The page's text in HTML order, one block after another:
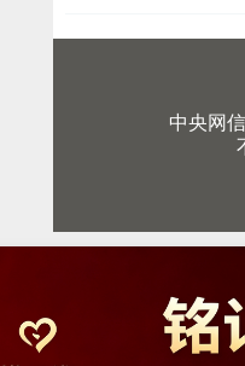
中央网